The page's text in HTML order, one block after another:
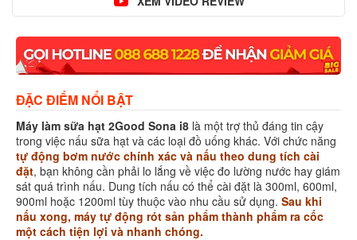
ĐẶC ĐIỂM NỔI BẬT
Máy làm sữa hạt 2Good Sona i8 là một trợ thủ đáng tin cậy
trong việc nấu sữa hạt và các loại đồ uống khác. Với chức năng
tự động bơm nước chính xác và nấu theo dung tích cài
đặt, bạn không cần phải lo lắng về việc đo lường nước hay giám
sát quá trình nấu. Dung tích nấu có thể cài đặt là 300ml, 600ml,
900ml hoặc 1200ml tùy thuộc vào nhu cầu sử dụng. Sau khi
nấu xong, máy tự động rót sản phẩm thành phẩm ra cốc
một cách tiện lợi và nhanh chóng.